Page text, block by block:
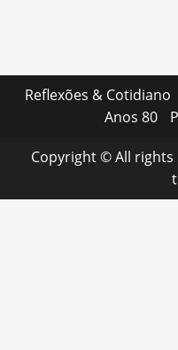
Reflexões & Cotidiano
Anos 80
Copyright © All rights